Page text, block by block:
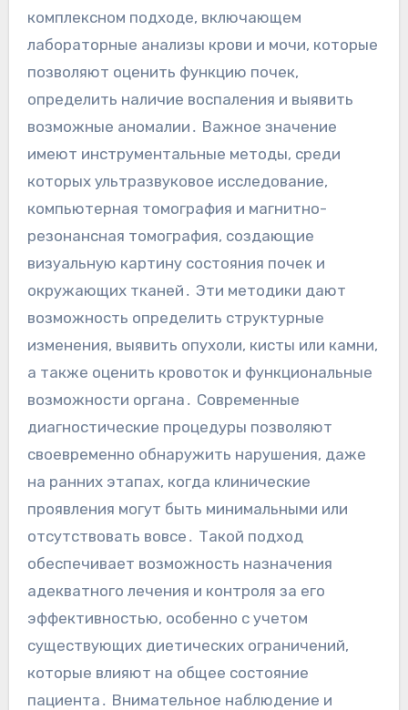
комплексном подходе, включающем
лабораторные анализы крови и мочи, которые
позволяют оценить функцию почек,
определить наличие воспаления и выявить
возможные аномалии․ Важное значение
имеют инструментальные методы, среди
которых ультразвуковое исследование,
компьютерная томография и магнитно-
резонансная томография, создающие
визуальную картину состояния почек и
окружающих тканей․ Эти методики дают
возможность определить структурные
изменения, выявить опухоли, кисты или камни,
а также оценить кровоток и функциональные
возможности органа․ Современные
диагностические процедуры позволяют
своевременно обнаружить нарушения, даже
на ранних этапах, когда клинические
проявления могут быть минимальными или
отсутствовать вовсе․ Такой подход
обеспечивает возможность назначения
адекватного лечения и контроля за его
эффективностью, особенно с учетом
существующих диетических ограничений,
которые влияют на общее состояние
пациента․ Внимательное наблюдение и